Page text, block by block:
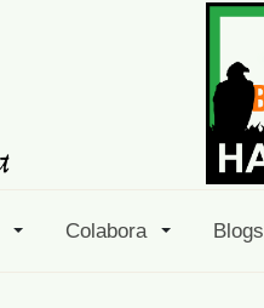
Colabora Blogs